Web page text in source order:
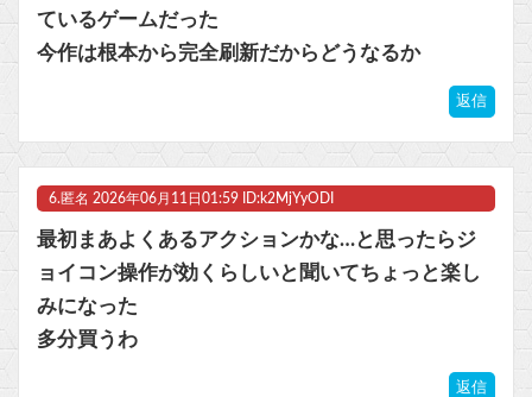
ているゲームだった
今作は根本から完全刷新だからどうなるか
返信
6. 匿名 2026年06月11日01:59 ID:k2MjYyODI
最初まあよくあるアクションかな…と思ったらジ
ョイコン操作が効くらしいと聞いてちょっと楽し
みになった
多分買うわ
返信